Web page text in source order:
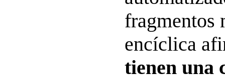
fragmentos
encíclica
tienen una